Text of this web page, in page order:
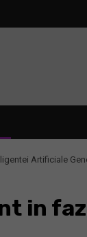
Artificiale
in